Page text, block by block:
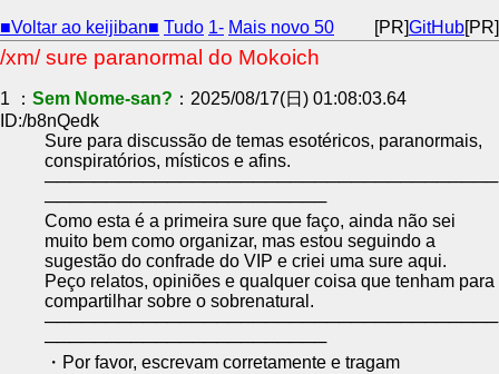
■Voltar ao keijiban■ Tudo 1- Mais novo 50 [PR]GitHub[PR]
/xm/ sure paranormal do Mokoich
1 ： Sem Nome-san? ：2025/08/17(日) 01:08:03.64
ID:/b8nQedk
Sure para discussão de temas esotéricos, paranormais,
conspiratórios, místicos e afins.
─────────────────────────────────────
───────────────────────
Como esta é a primeira sure que faço, ainda não sei
muito bem como organizar, mas estou seguindo a
sugestão do confrade do VIP e criei uma sure aqui.
Peço relatos, opiniões e qualquer coisa que tenham para
compartilhar sobre o sobrenatural.
─────────────────────────────────────
───────────────────────
・Por favor, escrevam corretamente e tragam